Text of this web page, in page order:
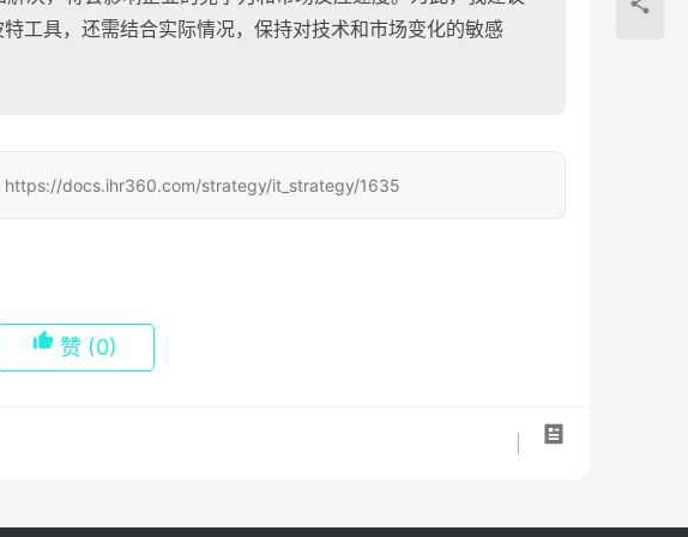
工具，还需结合实际情况，保持对技术和市场变化的敏感
https://docs.ihr360.com/strategy/it_strategy/1635
赞 (0)